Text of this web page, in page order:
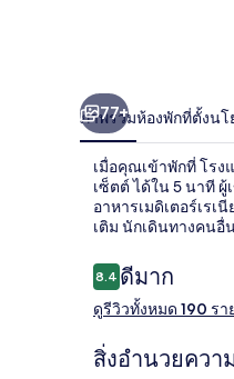
77+
ภาพรวมห้องพักที่ตั้งนโ
เมื่อคุณเข้าพักที่ โรง
เซ็ตต์ ได้ใน 5 นาที
อาหารเมดิเตอร์เร
เติม นักเดินทางคนอื่
รีวิว
8.48.4 จาก 10
ดีมาก
ดูรีวิวทั้งหมด 190 รา
สิ่งอำนวยคว